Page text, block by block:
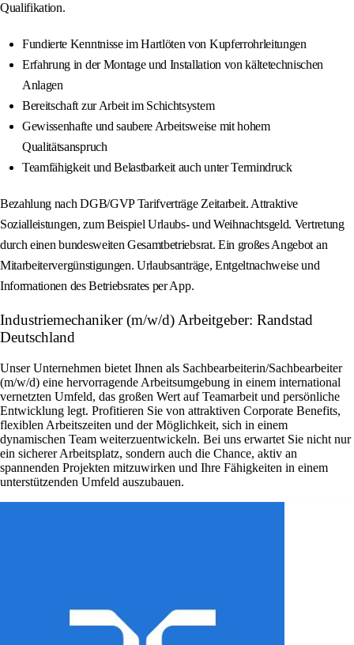
Qualifikation.
Fundierte Kenntnisse im Hartlöten von Kupferrohrleitungen
Erfahrung in der Montage und Installation von kältetechnischen
Anlagen
Bereitschaft zur Arbeit im Schichtsystem
Gewissenhafte und saubere Arbeitsweise mit hohem
Qualitätsanspruch
Teamfähigkeit und Belastbarkeit auch unter Termindruck
Bezahlung nach DGB/GVP Tarifverträge Zeitarbeit. Attraktive
Sozialleistungen, zum Beispiel Urlaubs- und Weihnachtsgeld. Vertretung
durch einen bundesweiten Gesamtbetriebsrat. Ein großes Angebot an
Mitarbeitervergünstigungen. Urlaubsanträge, Entgeltnachweise und
Informationen des Betriebsrates per App.
Industriemechaniker (m/w/d) Arbeitgeber: Randstad
Deutschland
Unser Unternehmen bietet Ihnen als Sachbearbeiterin/Sachbearbeiter
(m/w/d) eine hervorragende Arbeitsumgebung in einem international
vernetzten Umfeld, das großen Wert auf Teamarbeit und persönliche
Entwicklung legt. Profitieren Sie von attraktiven Corporate Benefits,
flexiblen Arbeitszeiten und der Möglichkeit, sich in einem
dynamischen Team weiterzuentwickeln. Bei uns erwartet Sie nicht nur
ein sicherer Arbeitsplatz, sondern auch die Chance, aktiv an
spannenden Projekten mitzuwirken und Ihre Fähigkeiten in einem
unterstützenden Umfeld auszubauen.